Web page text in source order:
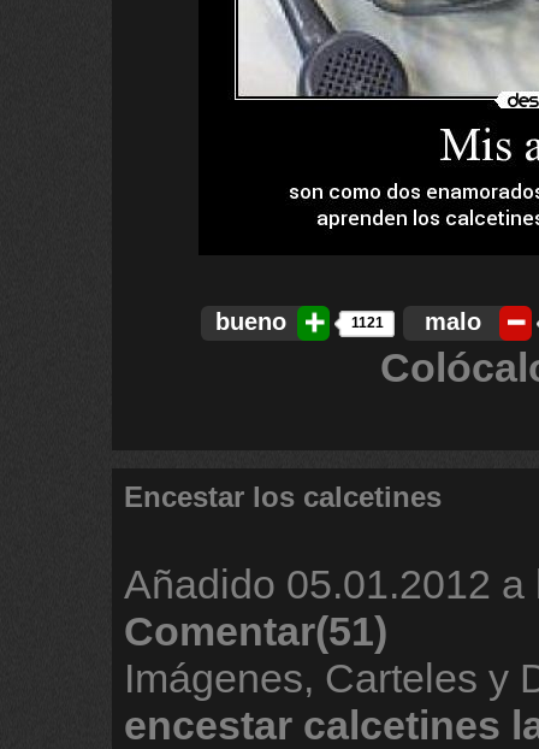
bueno 1121 malo
Encestar los calcetines
Añadido 05.01.2012 a
Comentar(51)
Imágenes, Carteles y
encestar calcetines